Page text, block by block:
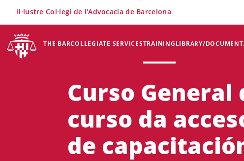
THE BARCOLLEGIATE SERVICESTRAININGLIBRARY/
Il·lustre Col·legi de l'Advocacia de Barcelona
Curso
curso da
de